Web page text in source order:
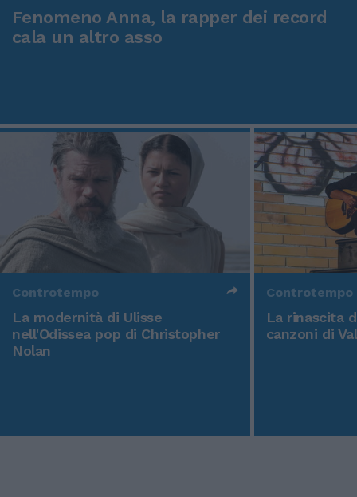
Fenomeno Anna, la rapper dei record
cala un altro asso
Controtempo
La modernità di Ulisse
nell'Odissea pop di Christopher
Nolan
Controtempo
La rinascita
canzoni di